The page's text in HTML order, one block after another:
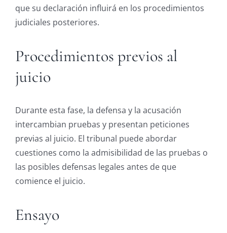
que su declaración influirá en los procedimientos
judiciales posteriores.
Procedimientos previos al
juicio
Durante esta fase, la defensa y la acusación
intercambian pruebas y presentan peticiones
previas al juicio. El tribunal puede abordar
cuestiones como la admisibilidad de las pruebas o
las posibles defensas legales antes de que
comience el juicio.
Ensayo